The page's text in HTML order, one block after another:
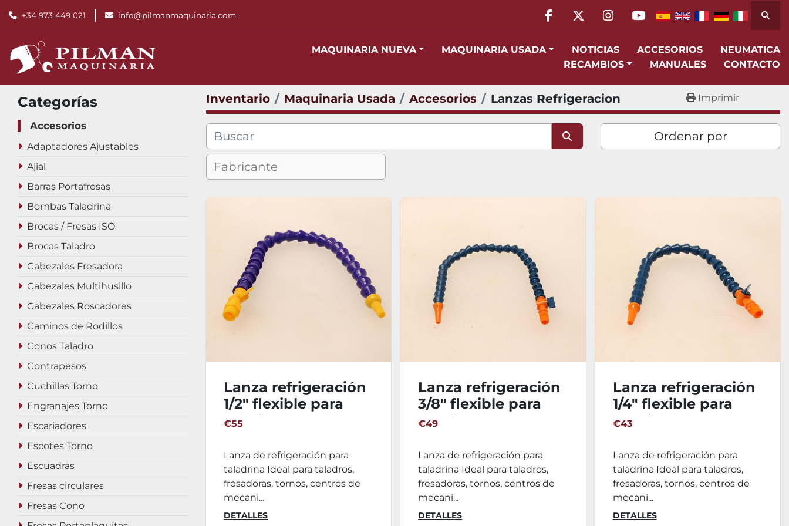
+34 973 449 021 info@pilmanmaquinaria.com
facebook
twitterinstagram
youtube
MAQUINARIA NUEVA MAQUINARIA USADA NOTICIAS ACCESORIOS
NEUMATICA
RECAMBIOS
MANUALES CONTACTO
Categorías
Accesorios
Adaptadores Ajustables
Ajial
Barras Portafresas
Bombas Taladrina
Brocas / Fresas ISO
Brocas Taladro
Cabezales Fresadora
Cabezales Multihusillo
Cabezales Roscadores
Caminos de Rodillos
Conos Taladro
Contrapesos
Cuchillas Torno
Engranajes Torno
Escariadores
Escotes Torno
Escuadras
Fresas circulares
Fresas Cono
Inventario Maquinaria Usada Accesorios Lanzas Refrigeracion Imprimir
Ordenar por
Lanza refrigeración
1/2" flexible para
taldrina - 600mm
€55
Lanza de refrigeración para
taladrina Ideal para taladros,
fresadoras, tornos, centros de
mecani...
DETALLES
Lanza refrigeración
3/8" flexible para
taldrina - 600mm
€49
Lanza de refrigeración para
taladrina Ideal para taladros,
fresadoras, tornos, centros de
mecani...
DETALLES
Lanza refrigeración
1/4" flexible para
taldrina - 600mm
€43
Lanza de refrigeración para
taladrina Ideal para taladros,
fresadoras, tornos, centros de
mecani...
DETALLES